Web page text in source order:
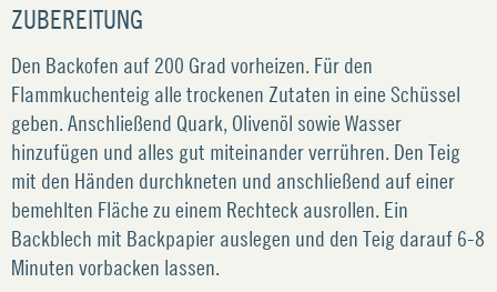
ZUBEREITUNG
Den Backofen auf 200 Grad vorheizen. Für den
Flammkuchenteig alle trockenen Zutaten in eine Schüssel
geben. Anschließend Quark, Olivenöl sowie Wasser
hinzufügen und alles gut miteinander verrühren. Den Teig
mit den Händen durchkneten und anschließend auf einer
bemehlten Fläche zu einem Rechteck ausrollen. Ein
Backblech mit Backpapier auslegen und den Teig darauf 6-8
Minuten vorbacken lassen.